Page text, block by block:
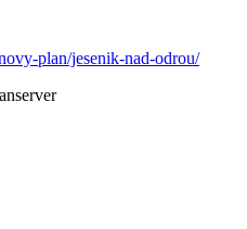
plan/jesenik-nad-odrou/